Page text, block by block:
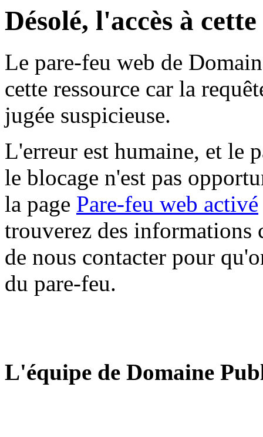
Désolé, l'accès à
Le pare-feu web de
cette ressource car la
jugée suspicieuse.
L'erreur est humaine, et le
le blocage n'est pas
la page Pare-feu web activé
trouverez des informations
de nous contacter pour
du pare-feu.
L'équipe de Domaine